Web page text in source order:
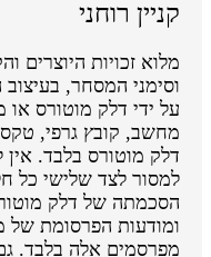
קניין רוחני
מלוא זכויות היוצרים
וסימני המסחר, בעיצוב
על ידי דלק מוטורס או
מחשב, קובץ גרפי, טקסט
דלק מוטורס בלבד. אין
למסור לצד שלישי כל
הסכמתה של דלק
ומודעות הפרסומת של
מפרסמים אלה בלבד.